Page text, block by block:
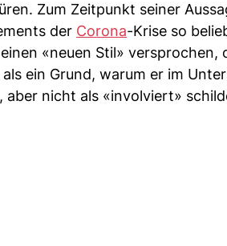
Zum Zeitpunkt seiner
der Corona-Krise so
«neuen Stil»
ein Grund, warum er im
aber nicht als «involviert»